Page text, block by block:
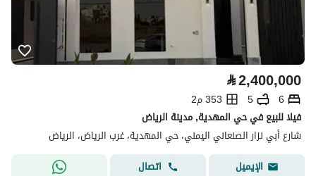
⃁2,400,000
6
5
353 م2
فيلا للبيع في حي المهدية, مدينة الرياض
شارع أبي نزار الصنعاني اليمني، حي المهدية، غرب الرياض، الرياض
الإيميل
اتصال